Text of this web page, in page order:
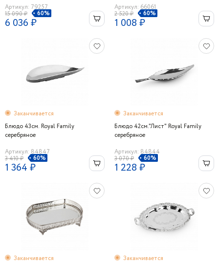
Артикул: 79257
15 090 ₽
60%
6 036 ₽
Артикул: 66061
2 520 ₽
60%
1 008 ₽
Заканчивается
Блюдо 43см. Royal Family
серебряное
Артикул: 84847
3 410 ₽
60%
1 364 ₽
Заканчивается
Блюдо 42см."Лист" Royal Family
серебряное
Артикул: 84844
3 070 ₽
60%
1 228 ₽
Заканчивается
Заканчивается